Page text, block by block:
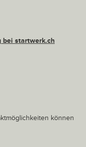
bei startwerk.ch
können